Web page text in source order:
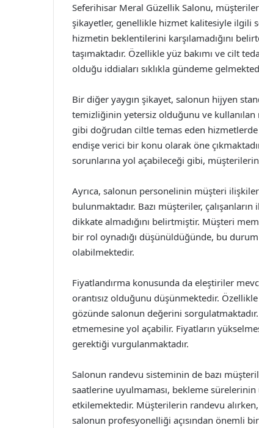
Seferihisar Meral Güzellik Salonu,
şikayetler, genellikle hizmet kalitesiyle ilgili
hizmetin beklentilerini karşılamadığını
taşımaktadır. Özellikle yüz bakımı ve cilt
olduğu iddiaları sıklıkla gündeme
Bir diğer yaygın şikayet, salonun hijyen
temizliğinin yetersiz olduğunu ve kullanılan
gibi doğrudan ciltle temas eden
endişe verici bir konu olarak öne
sorunlarına yol açabileceği gibi,
Ayrıca, salonun personelinin müşteri
bulunmaktadır. Bazı müşteriler,
dikkate almadığını belirtmiştir. Müşteri
bir rol oynadığı düşünüldüğünde, bu
olabilmektedir.
Fiyatlandırma konusunda da eleştiriler
orantısız olduğunu düşünmektedir.
gözünde salonun değerini
etmemesine yol açabilir. Fiyatların
gerektiği vurgulanmaktadır.
Salonun randevu sisteminin de bazı
saatlerine uyulmaması, bekleme
etkilemektedir. Müşterilerin randevu
salonun profesyonelliği açısından önemli